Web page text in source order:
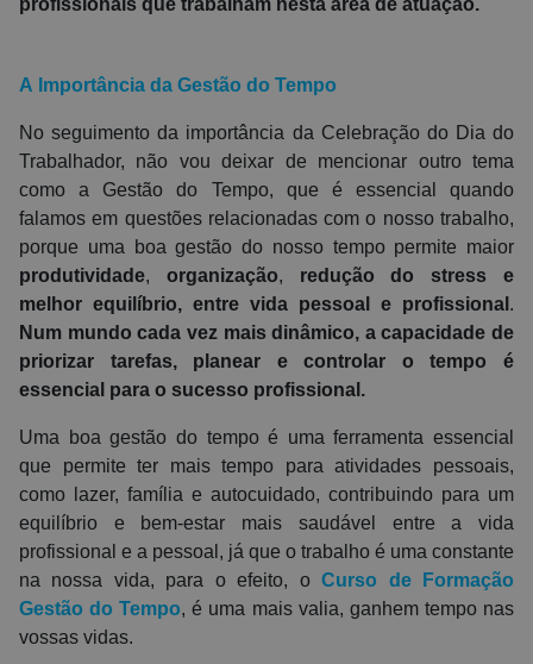
profissionais que trabalham nesta área de atuação.
A Importância da Gestão do Tempo
No seguimento da importância da Celebração do Dia do
Trabalhador, não vou deixar de mencionar outro tema
como a Gestão do Tempo, que é essencial quando
falamos em questões relacionadas com o nosso trabalho,
porque uma boa gestão do nosso tempo permite maior
produtividade, organização, redução do stress
e
melhor equilíbrio, entre vida pessoal e profissional .
Num mundo cada vez mais dinâmico, a capacidade de
priorizar tarefas, planear e controlar o tempo é
essencial para o sucesso profissional.
Uma boa gestão do tempo é uma ferramenta essencial
que permite ter mais tempo para atividades pessoais,
como lazer, família e autocuidado, contribuindo para um
equilíbrio e bem-estar mais saudável entre a vida
profissional e a pessoal, já que o trabalho é uma constante
na nossa vida, para o efeito, oCurso de Formação
Gestão do Tempo, é uma mais valia, ganhem tempo nas
vossas vidas.